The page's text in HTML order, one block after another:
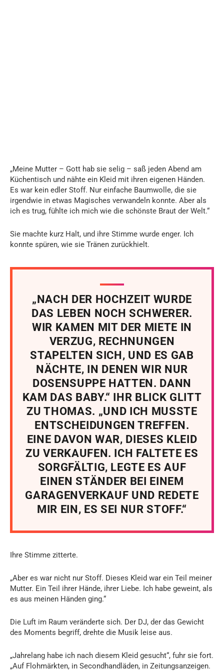
„Meine Mutter – Gott hab sie selig – saß jeden Abend am
Küchentisch und nähte ein Kleid mit ihren eigenen Händen.
Es war kein edler Stoff. Nur einfache Baumwolle, die sie
irgendwie in etwas Magisches verwandeln konnte. Aber als
ich es trug, fühlte ich mich wie die schönste Braut der Welt.“
Sie machte kurz Halt, und ihre Stimme wurde enger. Ich
konnte spüren, wie sie Tränen zurückhielt.
„NACH DER HOCHZEIT WURDE
DAS LEBEN NOCH SCHWERER.
WIR KAMEN MIT DER MIETE IN
VERZUG, RECHNUNGEN
STAPELTEN SICH, UND ES GAB
NÄCHTE, IN DENEN WIR NUR
DOSENSUPPE HATTEN. DANN
KAM DAS BABY.“ IHR BLICK GLITT
ZU THOMAS. „UND ICH MUSSTE
ENTSCHEIDUNGEN TREFFEN.
EINE DAVON WAR, DIESES KLEID
ZU VERKAUFEN. ICH FALTETE ES
SORGFÄLTIG, LEGTE ES AUF
EINEN STÄNDER BEI EINEM
GARAGENVERKAUF UND REDETE
MIR EIN, ES SEI NUR STOFF.“
Ihre Stimme zitterte.
„Aber es war nicht nur Stoff. Dieses Kleid war ein Teil meiner
Mutter. Ein Teil ihrer Hände, ihrer Liebe. Ich habe geweint, als
es aus meinen Händen ging.“
Die Luft im Raum veränderte sich. Der DJ, der das Gewicht
des Moments begriff, drehte die Musik leise aus.
„Jahrelang habe ich nach diesem Kleid gesucht“, fuhr sie fort.
„Auf Flohmärkten, in Secondhandläden, in Zeitungsanzeigen.